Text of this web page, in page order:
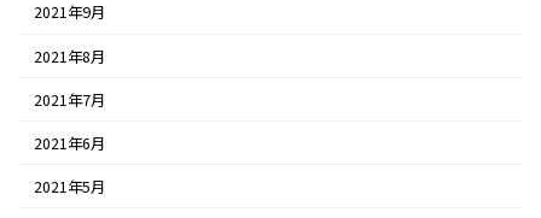
2021年9月
2021年8月
2021年7月
2021年6月
2021年5月